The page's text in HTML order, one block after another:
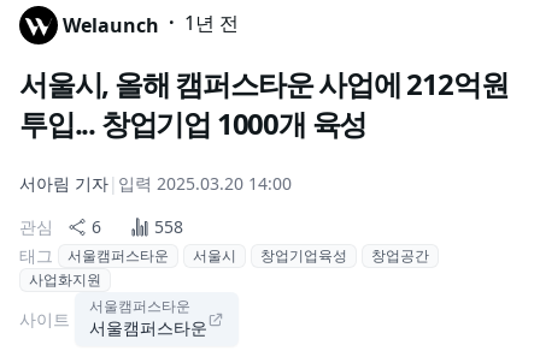
Welaunch · 1년 전
서울시, 올해 캠퍼스타운 사업에 212억원
투입... 창업기업 1000개 육성
서아림 기자| 입력 2025.03.20 14:00
관심
6
558
태그
서울캠퍼스타운 서울시 창업기업육성
창업공간
사업화지원
사이트
서울캠퍼스타운
서울캠퍼스타운